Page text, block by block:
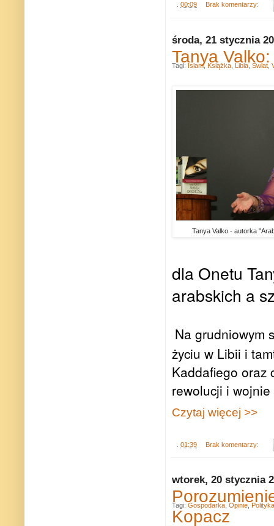
00:09 Brak komentarzy:
środa, 21 stycznia
Tanya
Tanya Valko - autorka
dla Onetu
arabskich a
Na grudniowym
życiu w Libii i
Kaddafiego oraz
rewolucji i
Czytaj więcej >>
01:39 Brak komentarzy:
Tagi: Islam, Książka Libia Świat
wtorek, 20 stycznia
Kopacz
Tagi: Gospodarka Opinie Polityka